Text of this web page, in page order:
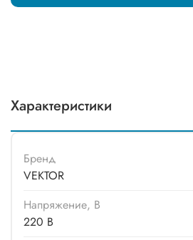
Характеристики
Бренд
VEKTOR
Напряжение, В
220 В